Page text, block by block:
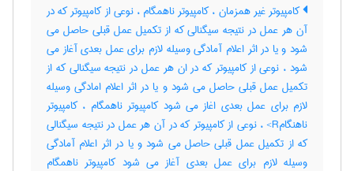
کامپیوتر غیر همزمان ، کامپیوتر ناهمگام ، نوعی از کامپیوتر که در
آن هر عمل در نتیجه سیگنالی که از تکمیل عمل قبلی حاصل می
شود و یا در اثر اعلام آمادگی وسیله لازم برای عمل بعدی آغاز می
شود ، نوعی از کامپیوتر که در ان هر عمل در نتیجه سیگنالی که از
تکمیل عمل قبلی حاصل می شود و یا در اثر اعلام امادگی وسیله
لازم برای عمل بعدی اغاز می شود کامپیوتر ناهمگام ، کامپیوتر
ناهنگامR> ، نوعی از کامپیوتر که در آن هر عمل در نتیجه سیگنالی
که از تکمیل عمل قبلی حاصل می شود و یا در اثر اعلام آمادگی
وسیله لازم برای عمل بعدی آغاز می شود کامپیوتر ناهمگام